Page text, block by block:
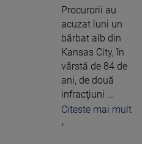
Procurorii au
acuzat luni un
bărbat alb din
Kansas City, în
vârstă de 84 de
ani, de două
infracţiuni ...
Citeste mai mult
›